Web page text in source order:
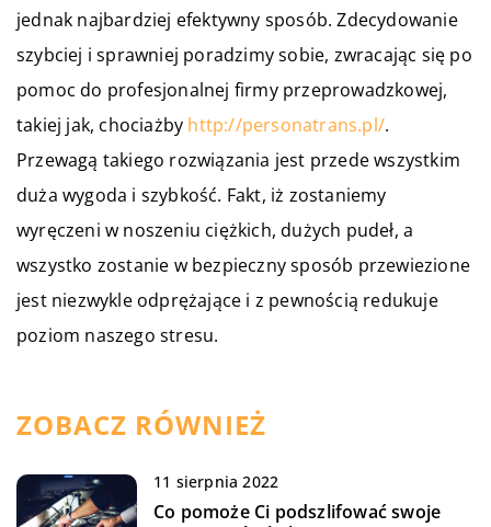
jednak najbardziej efektywny sposób. Zdecydowanie
szybciej i sprawniej poradzimy sobie, zwracając się po
pomoc do profesjonalnej firmy przeprowadzkowej,
takiej jak, chociażby http://personatrans.pl/.
Przewagą takiego rozwiązania jest przede wszystkim
duża wygoda i szybkość. Fakt, iż zostaniemy
wyręczeni w noszeniu ciężkich, dużych pudeł, a
wszystko zostanie w bezpieczny sposób przewiezione
jest niezwykle odprężające i z pewnością redukuje
poziom naszego stresu.
ZOBACZ RÓWNIEŻ
11 sierpnia 2022
Co pomoże Ci podszlifować swoje